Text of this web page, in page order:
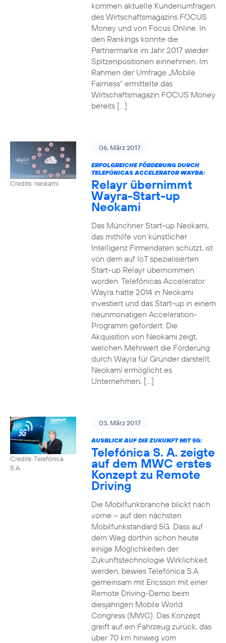
kommen aktuelle Kundenumfragen
des Wirtschaftsmagazins FOCUS
Money und von Focus Online. In
den Rankings konnte die
Partnermarke im Jahr 2017 wieder
Spitzenpositionen einnehmen. Im
Rahmen der Umfrage „Mobile
Fairness“ ermittelte das
Wirtschaftsmagazin FOCUS Money
bereits […]
Credits: neokami
06. März 2017
ERFOLGREICHE FÖRDERUNG DURCH
TELEFÓNICAS ACCELERATOR WAYRA:
Relayr übernimmt
Wayra-Start-up
Neokami
Das Münchner Start-up Neokami,
das mithilfe von künstlicher
Intelligenz Firmendaten schützt, ist
von dem auf IoT spezialisierten
Start-up Relayr übernommen
worden. Telefónicas Accelerator
Wayra hatte 2014 in Neokami
investiert und das Start-up in einem
neunmonatigen Acceleration-
Programm gefördert. Die
Akquisition von Neokami zeigt,
welchen Mehrwert die Förderung
durch Wayra für Gründer darstellt.
Neokami ermöglicht es
Unternehmen, […]
Credits: Telefónica
S.A.
03. März 2017
AUSBLICK AUF DIE ZUKUNFT MIT 5G:
Telefónica S. A. zeigte
auf dem MWC erstes
Konzept zu Remote
Driving
Die Mobilfunkbranche blickt nach
vorne – auf den nächsten
Mobilfunkstandard 5G. Dass auf
dem Weg dorthin schon heute
einige Möglichkeiten der
Zukunftstechnologie Wirklichkeit
werden, bewies Telefónica S.A.
gemeinsam mit Ericsson mit einer
Remote Driving-Demo beim
diesjährigen Mobile World
Congress (MWC). Das Konzept
greift auf ein Fahrzeug zurück, das
über 70 km hinweg vom